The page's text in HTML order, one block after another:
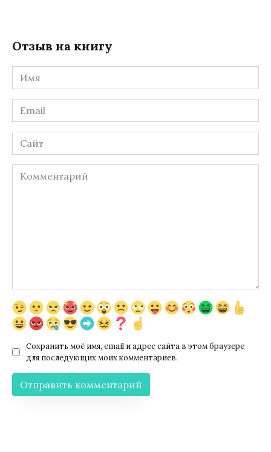
Отзыв на книгу
Имя
*
Email
*
Сайт
Комментарий
Сохранить моё имя, email и адрес сайта в этом браузере
для последующих моих комментариев.